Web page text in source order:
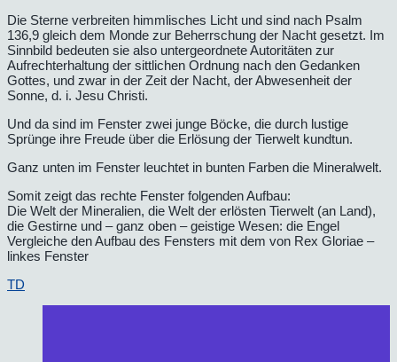
Die Sterne verbreiten himmlisches Licht und sind nach Psalm
136,9 gleich dem Monde zur Beherrschung der Nacht gesetzt. Im
Sinnbild bedeuten sie also untergeordnete Autoritäten zur
Aufrechterhaltung der sittlichen Ordnung nach den Gedanken
Gottes, und zwar in der Zeit der Nacht, der Abwesenheit der
Sonne, d. i. Jesu Christi.
Und da sind im Fenster zwei junge Böcke, die durch lustige
Sprünge ihre Freude über die Erlösung der Tierwelt kundtun.
Ganz unten im Fenster leuchtet in bunten Farben die Mineralwelt.
Somit zeigt das rechte Fenster folgenden Aufbau:
Die Welt der Mineralien, die Welt der erlösten Tierwelt (an Land),
die Gestirne und – ganz oben – geistige Wesen: die Engel
Vergleiche den Aufbau des Fensters mit dem von Rex Gloriae –
linkes Fenster
TD